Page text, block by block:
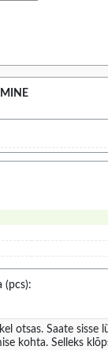
(pcs):
otsas. Saate sisse
kohta. Selleks